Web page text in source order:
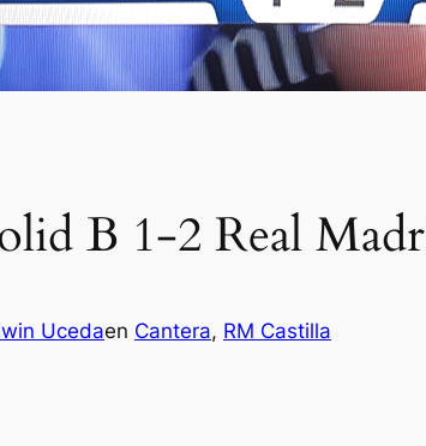
B 1-2 Real
Ucedaen Cantera, RM Castilla